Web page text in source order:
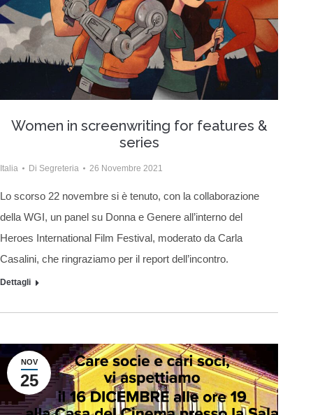
Women in screenwriting for features &
series
Italia Di Segreteria 26 Novembre 2021
Lo scorso 22 novembre si è tenuto, con la collaborazione
della WGI, un panel su Donna e Genere all’interno del
Heroes International Film Festival, moderato da Carla
Casalini, che ringraziamo per il report dell’incontro.
Dettagli
NOV
25